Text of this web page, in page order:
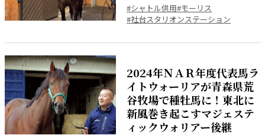
#シャトル供用#モーリス
#社台スタリオンステーション
2024年ＮＡＲ年度代表馬ラ
イトウォーリアが青森県荒
谷牧場で種牡馬に！東北に
新風巻き起こすマジェステ
ィックウォリアー後継